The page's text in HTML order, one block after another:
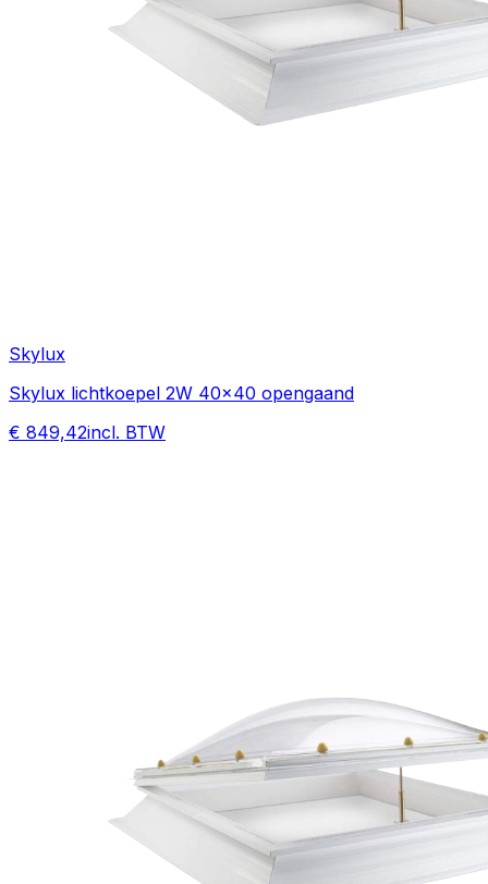
Skylux
Skylux lichtkoepel 2W 40x40 opengaand
€ 849,42incl. BTW